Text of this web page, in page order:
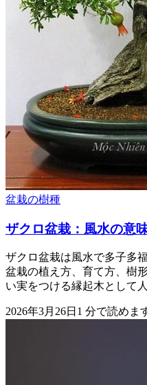
盆栽の樹種
ザクロ盆栽：風水の意
ザクロ盆栽は風水で多子多
盆栽の植え方、育て方、樹
い実をつける縁起木として人
2026年3月26日 1 分で読めま